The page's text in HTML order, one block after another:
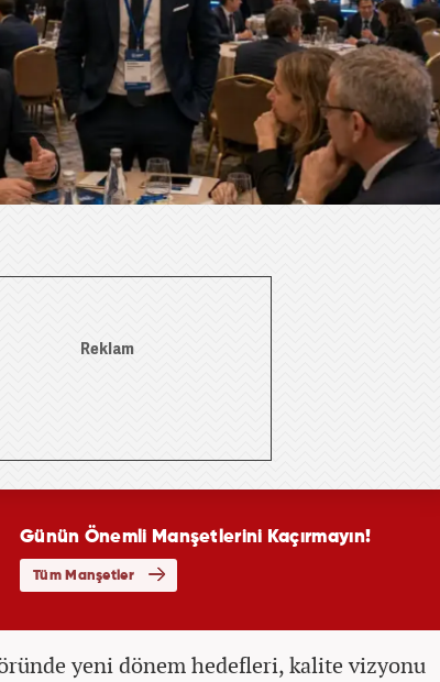
yeni dönem hedefleri, kalite vizyonu